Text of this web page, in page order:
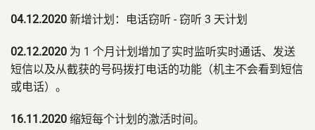
04.12.2020 新增计划：电话窃听 - 窃听 3 天计划
02.12.2020 为 1 个月计划增加了实时监听实时通话、发送
短信以及从截获的号码拨打电话的功能（机主不会看到短信
或电话）。
16.11.2020 缩短每个计划的激活时间。